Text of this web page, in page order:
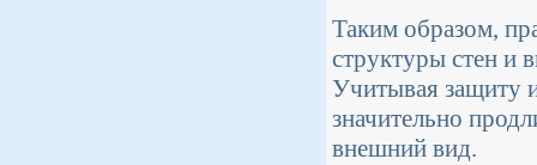
Таким образом,
структуры стен и
Учитывая защиту
значительно
внешний вид.